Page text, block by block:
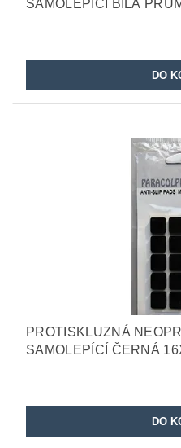
SAMOLEPÍCÍ BÍLÁ
PROTISKLUZNÁ
SAMOLEPÍCÍ ČERNÁ